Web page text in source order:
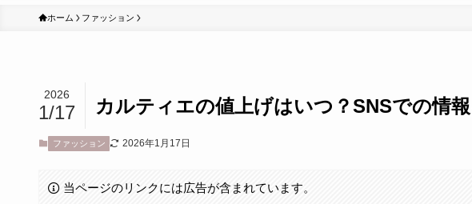
ホーム ファッション
カルティエの値上げはいつ？SNSでの情
2026
1/17
ファッション 2026年1月17日
当ページのリンクには広告が含まれています。